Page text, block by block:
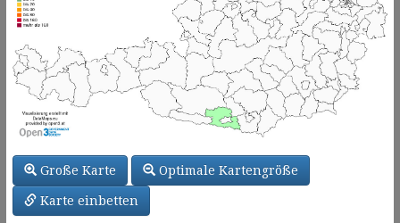
Große Karte Optimale Kartengröße
Karte einbetten